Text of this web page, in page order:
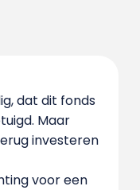
dat dit fonds
Maar
investeren
voor een